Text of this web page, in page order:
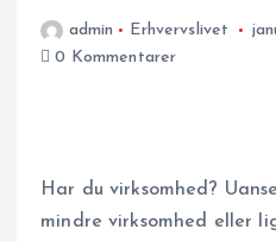
admin Erhvervslivet
0 Kommentarer
Har du virksomhed?
mindre virksomhed eller